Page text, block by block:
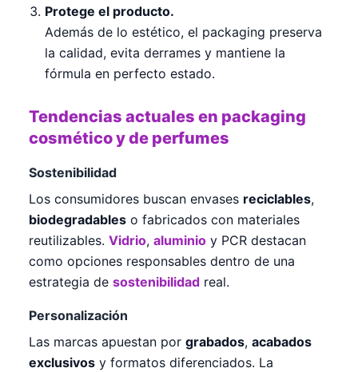
Protege el producto.
Además de lo estético, el packaging preserva
la calidad, evita derrames y mantiene la
fórmula en perfecto estado.
Tendencias actuales en packaging
cosmético y de perfumes
Sostenibilidad
Los consumidores buscan envases reciclables,
biodegradables o fabricados con materiales
reutilizables. Vidrio, aluminio y PCR destacan
como opciones responsables dentro de una
estrategia de sostenibilidad real.
Personalización
Las marcas apuestan por grabados, acabados
exclusivos y formatos diferenciados. La